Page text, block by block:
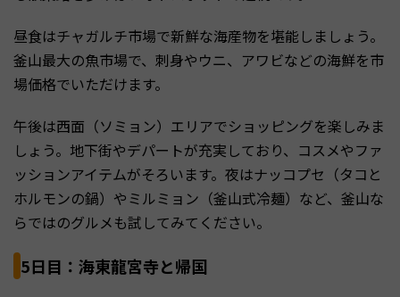
昼食はチャガルチ市場で新鮮な海産物を堪能しましょう。
釜山最大の魚市場で、刺身やウニ、アワビなどの海鮮を市
場価格でいただけます。
午後は西面（ソミョン）エリアでショッピングを楽しみま
しょう。地下街やデパートが充実しており、コスメやファ
ッションアイテムがそろいます。夜はナッコプセ（タコと
ホルモンの鍋）やミルミョン（釜山式冷麺）など、釜山な
らではのグルメも試してみてください。
5日目：海東龍宮寺と帰国